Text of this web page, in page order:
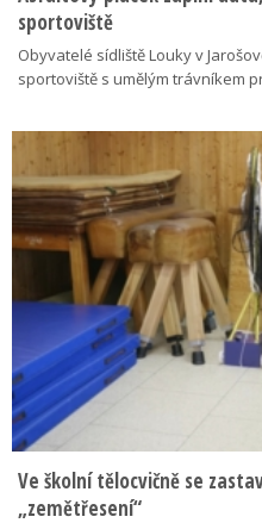
sportoviště
Obyvatelé sídliště Louky v
sportoviště s umělým trávníkem
Ve školní tělocvičně se
„zemětřesení“